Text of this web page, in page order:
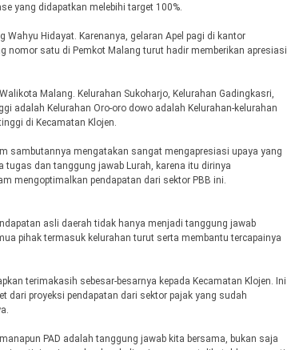
yang didapatkan melebihi target 100%.
Hidayat. Karenanya, gelaran Apel pagi di kantor
nomor satu di Pemkot Malang turut hadir memberikan apresiasi
Malang. Kelurahan Sukoharjo, Kelurahan Gadingkasri,
adalah Kelurahan Oro-oro dowo adalah Kelurahan-kelurahan
di Kecamatan Klojen.
sambutannya mengatakan sangat mengapresiasi upaya yang
tugas dan tanggung jawab Lurah, karena itu dirinya
mengoptimalkan pendapatan dari sektor PBB ini.
asli daerah tidak hanya menjadi tanggung jawab
pihak termasuk kelurahan turut serta membantu tercapainya
terimakasih sebesar-besarnya kepada Kecamatan Klojen. Ini
proyeksi pendapatan dari sektor pajak yang sudah
PAD adalah tanggung jawab kita bersama, bukan saja